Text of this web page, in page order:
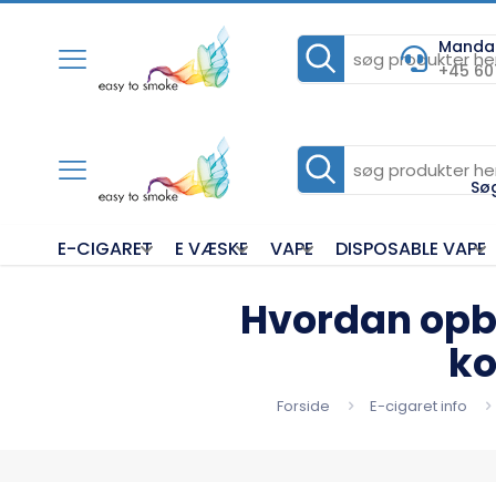
+45
E-CIGARET E VÆSKE VAPE DISPOSABLE VAPE
Hvordan
Forside E-cigaret info